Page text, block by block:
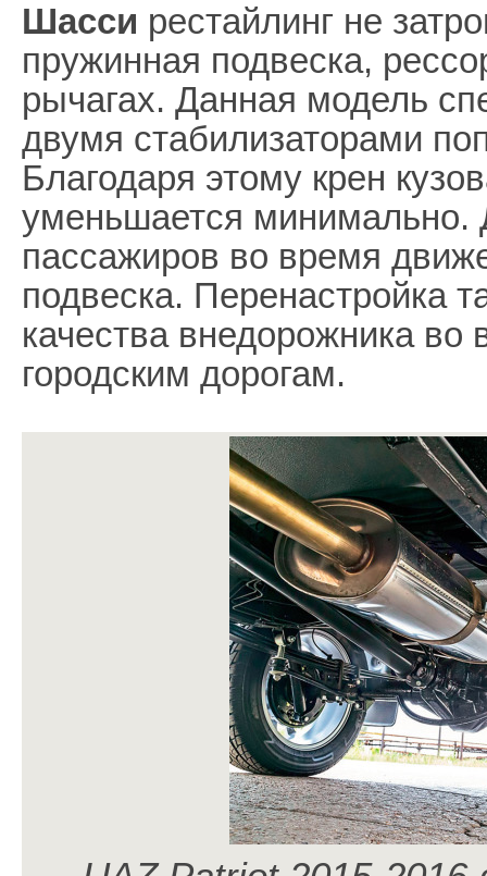
Шасси рестайлинг не
пружинная подвеска,
рычагах. Данная модель
двумя стабилизаторами
Благодаря этому крен
уменьшается минимально.
пассажиров во время
подвеска. Перенастройка
качества внедорожника
городским дорогам.